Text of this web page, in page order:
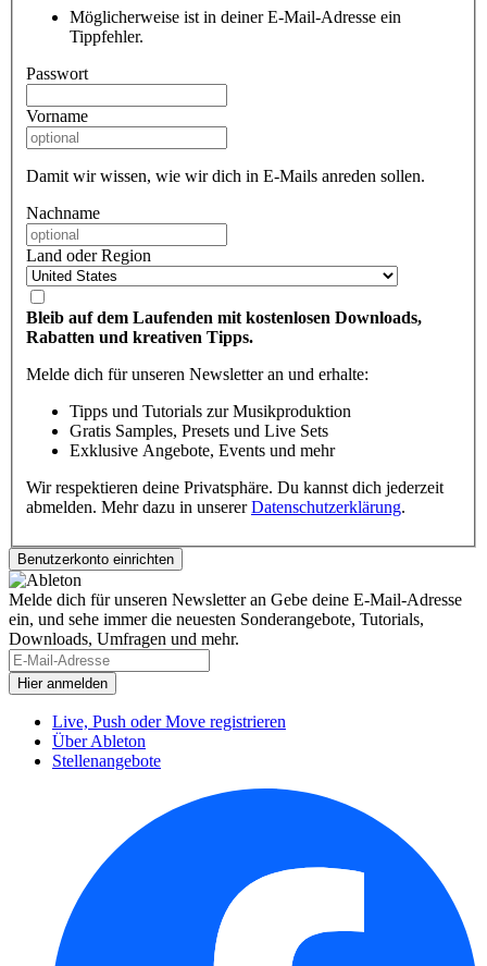
Möglicherweise ist in deiner E-Mail-Adresse ein
Tippfehler.
Passwort
Vorname
Damit wir wissen, wie wir dich in E-Mails anreden sollen.
Nachname
Land oder Region
Bleib auf dem Laufenden mit kostenlosen Downloads,
Rabatten und kreativen Tipps.
Melde dich für unseren Newsletter an und erhalte:
Tipps und Tutorials zur Musikproduktion
Gratis Samples, Presets und Live Sets
Exklusive Angebote, Events und mehr
Wir respektieren deine Privatsphäre. Du kannst dich jederzeit
abmelden. Mehr dazu in unsererDatenschutzerklärung.
Melde dich für unseren Newsletter an Gebe deine E-Mail-Adresse
ein, und sehe immer die neuesten Sonderangebote, Tutorials,
Downloads, Umfragen und mehr.
Live, Push oder Move registrieren
Über Ableton
Stellenangebote